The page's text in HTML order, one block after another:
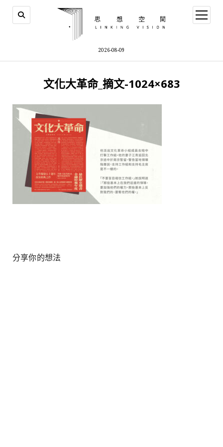
2026-08-09
open
menu
文化大革命_摘文-1024×683
分享你的想法